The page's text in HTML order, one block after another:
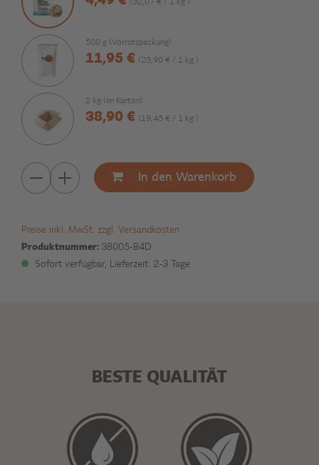
(32,07 € / 1 kg )
500 g (Vorratspackung)
11,95 € (23,90 € / 1 kg )
2 kg (im Karton)
38,90 € (19,45 € / 1 kg )
In den Warenkorb
Preise inkl. MwSt. zzgl. Versandkosten
Produktnummer: 38005-B4D
Sofort verfügbar, Lieferzeit: 2-3 Tage
BESTE QUALITÄT